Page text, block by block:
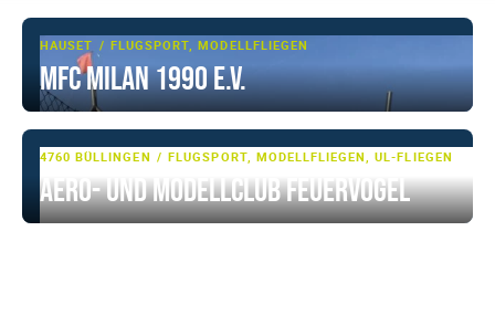
HAUSET FLUGSPORT, MODELLFLIEGEN
MFC Milan 1990 e.V.
4760 BÜLLINGEN FLUGSPORT, MODELLFLIEGEN, UL-FLIEGEN
Aero- und Modellclub Feuervogel